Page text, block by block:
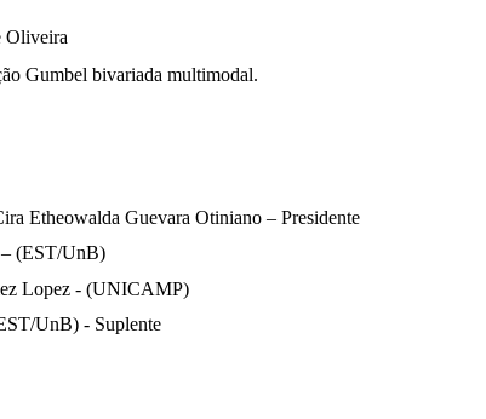
Oliveira
Gumbel bivariada multimodal.
Etheowalda Guevara Otiniano – Presidente
– (EST/UnB)
Lopez - (UNICAMP)
UnB) - Suplente